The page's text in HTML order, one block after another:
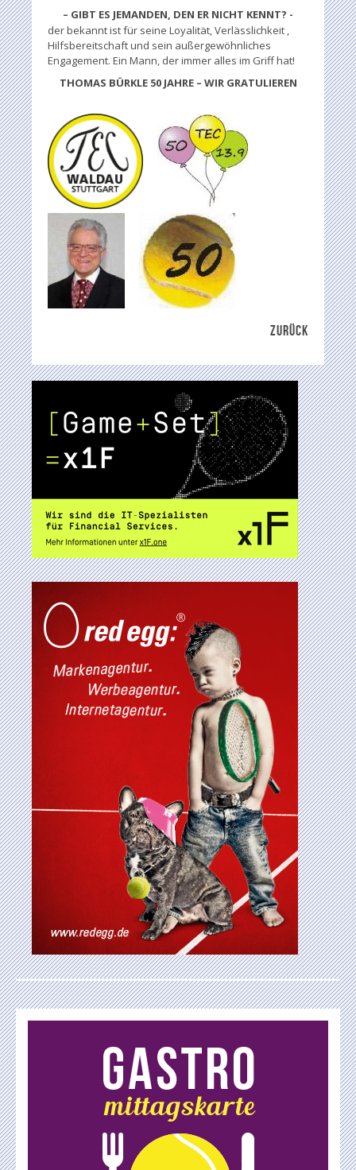
– GIBT ES JEMANDEN, DEN ER NICHT KENNT? -
der bekannt ist für seine Loyalität, Verlässlichkeit ,
Hilfsbereitschaft und sein außergewöhnliches
Engagement. Ein Mann, der immer alles im Griff hat!
THOMAS BÜRKLE 50 JAHRE – WIR GRATULIEREN
ZURÜCK